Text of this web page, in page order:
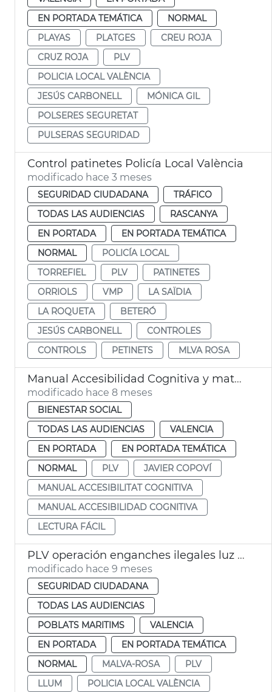
EN PORTADA TEMÁTICA
NORMAL
PLAYAS
PLATGES
CREU ROJA
CRUZ ROJA
PLV
POLICIA LOCAL VALÈNCIA
JESÚS CARBONELL
MÓNICA GIL
POLSERES SEGURETAT
PULSERAS SEGURIDAD
Control patinetes Policía Local València
modificado hace 3 meses
SEGURIDAD CIUDADANA
TRÁFICO
TODAS LAS AUDIENCIAS
RASCANYA
EN PORTADA
EN PORTADA TEMÁTICA
NORMAL
POLICÍA LOCAL
TORREFIEL
PLV
PATINETES
ORRIOLS
VMP
LA SAÏDIA
LA ROQUETA
BETERÓ
JESÚS CARBONELL
CONTROLES
CONTROLS
PETINETS MLVA ROSA
Manual Accesibilidad Cognitiva y materiales lectura fácil y apoyo comunicación PLV
modificado hace 8 meses
BIENESTAR SOCIAL
TODAS LAS AUDIENCIAS
VALENCIA
EN PORTADA
EN PORTADA TEMÁTICA
NORMAL
PLV
JAVIER COPOVÍ
MANUAL ACCESIBILITAT COGNITIVA
MANUAL ACCESIBILIDAD COGNITIVA
LECTURA FÁCIL
PLV operación enganches ilegales luz Malva-rosa
modificado hace 9 meses
SEGURIDAD CIUDADANA
TODAS LAS AUDIENCIAS
POBLATS MARITIMS
VALENCIA
EN PORTADA
EN PORTADA TEMÁTICA
NORMAL
MALVA-ROSA
PLV
LLUM
POLICIA LOCAL VALÈNCIA